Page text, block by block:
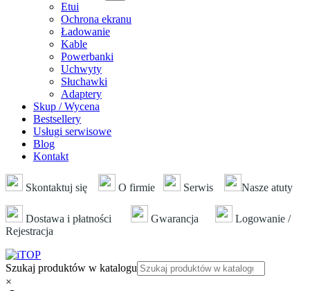
Etui
Ochrona ekranu
Ładowanie
Kable
Powerbanki
Uchwyty
Słuchawki
Adaptery
Skup / Wycena
Bestsellery
Usługi serwisowe
Blog
Kontakt
Skontaktuj się O firmie Serwis Nasze atuty
Dostawa i płatności Gwarancja
Logowanie /
Rejestracja
Szukaj produktów w katalogu
×